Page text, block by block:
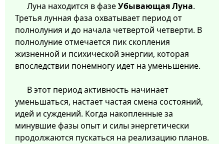
Луна находится в фазеУбывающая Луна.
Третья лунная фаза охватывает период от
полнолуния и до начала четвертой четверти. В
полнолуние отмечается пик скопления
жизненной и психической энергии, которая
впоследствии понемногу идет на уменьшение.
В этот период активность начинает
уменьшаться, настает частая смена состояний,
идей и суждений. Когда накопленные за
минувшие фазы опыт и силы энергетически
продолжаются пускаться на реализацию планов.